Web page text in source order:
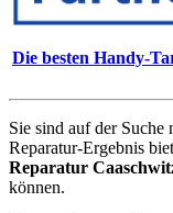
Die besten Handy-
Sie sind auf der Suche
Reparatur-Ergebnis
Reparatur
können.